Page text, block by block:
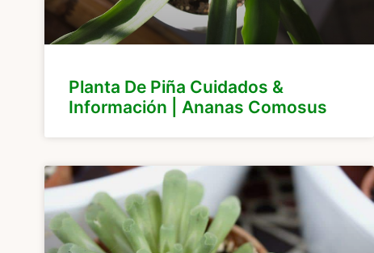
Planta De Piña Cuidados &
Información | Ananas Comosus